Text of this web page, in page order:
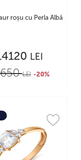
roșu cu Perla Albă
LEI
LEI -20%